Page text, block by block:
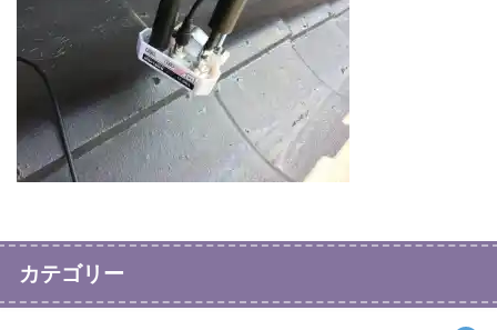
カテゴリー